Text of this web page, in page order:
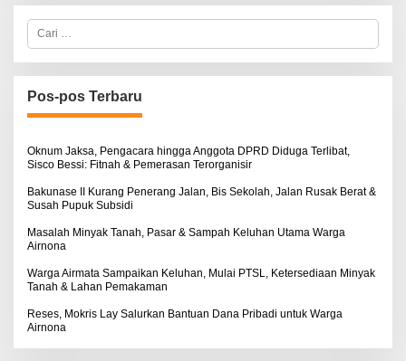
C
r
i
u
n
u
:
Pos-pos Terbaru
Oknum Jaksa, Pengacara hingga Anggota DPRD Diduga Terlibat,
Sisco Bessi: Fitnah & Pemerasan Terorganisir
Bakunase II Kurang Penerang Jalan, Bis Sekolah, Jalan Rusak Berat &
Susah Pupuk Subsidi
Masalah Minyak Tanah, Pasar & Sampah Keluhan Utama Warga
Airnona
Warga Airmata Sampaikan Keluhan, Mulai PTSL, Ketersediaan Minyak
Tanah & Lahan Pemakaman
Reses, Mokris Lay Salurkan Bantuan Dana Pribadi untuk Warga
Airnona